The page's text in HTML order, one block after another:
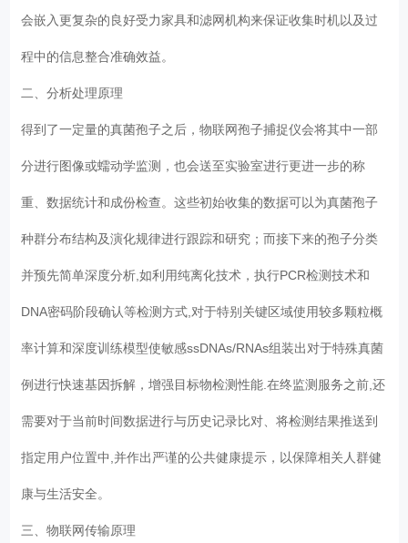
会嵌入更复杂的良好受力家具和滤网机构来保证收集时机以及过
程中的信息整合准确效益。
二、分析处理原理
得到了一定量的真菌孢子之后，物联网孢子捕捉仪会将其中一部
分进行图像或蠕动学监测，也会送至实验室进行更进一步的称
重、数据统计和成份检查。这些初始收集的数据可以为真菌孢子
种群分布结构及演化规律进行跟踪和研究；而接下来的孢子分类
并预先简单深度分析,如利用纯离化技术，执行PCR检测技术和
DNA密码阶段确认等检测方式,对于特别关键区域使用较多颗粒概
率计算和深度训练模型使敏感ssDNAs/RNAs组装出对于特殊真菌
例进行快速基因拆解，增强目标物检测性能.在终监测服务之前,还
需要对于当前时间数据进行与历史记录比对、将检测结果推送到
指定用户位置中,并作出严谨的公共健康提示，以保障相关人群健
康与生活安全。
三、物联网传输原理